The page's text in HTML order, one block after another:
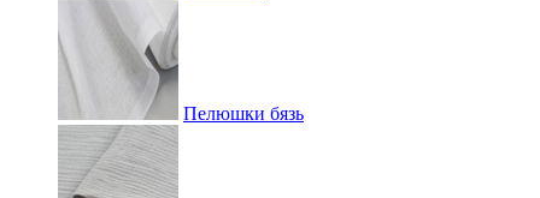
Пелюшки бязь